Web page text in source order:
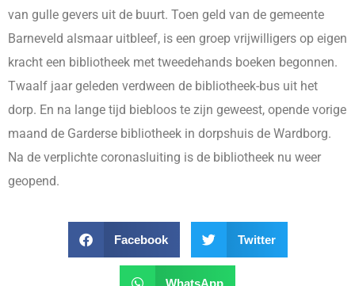
van gulle gevers uit de buurt. Toen geld van de gemeente
Barneveld alsmaar uitbleef, is een groep vrijwilligers op eigen
kracht een bibliotheek met tweedehands boeken begonnen.
Twaalf jaar geleden verdween de bibliotheek-bus uit het
dorp. En na lange tijd biebloos te zijn geweest, opende vorige
maand de Garderse bibliotheek in dorpshuis de Wardborg.
Na de verplichte coronasluiting is de bibliotheek nu weer
geopend.
Facebook Twitter
WhatsApp